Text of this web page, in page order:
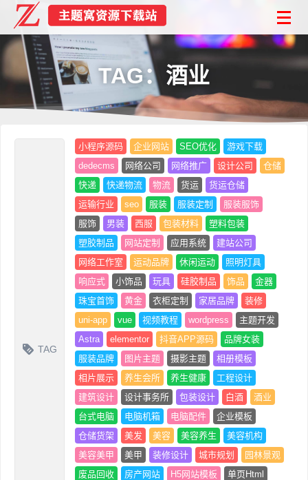
TAG：酒业
TAG
小程序源码 企业网站 SEO优化
游戏下载
dedecms
网络公司 网络推广 设计公司
仓储
快递
快递物流 物流 货运
货运仓储
运输行业
seo 服装 服装定制
服装服饰
服饰
男装 西服 包装材料
塑料包装
塑胶制品
网站定制 应用系统
建站公司
网络工作室
运动品牌 休闲运动
照明灯具
响应式
小饰品 玩具 硅胶制品 饰品
金器
珠宝首饰
黄金 衣柜定制 家居品牌
装修
uni-app
vue 视频教程 wordpress
主题开发
Astra
elementor 抖音APP源码
品牌女装
服装品牌
图片主题 摄影主题
相册模板
相片展示
养生会所 养生健康
工程设计
建筑设计
设计事务所 包装设计 白酒
酒业
台式电脑
电脑机箱 电脑配件
企业模板
仓储货架
美发 美容 美容养生
美容机构
美容美甲
美甲 装修设计 城市规划
园林景观
废品回收
房产网站 H5网站模板
单页Html